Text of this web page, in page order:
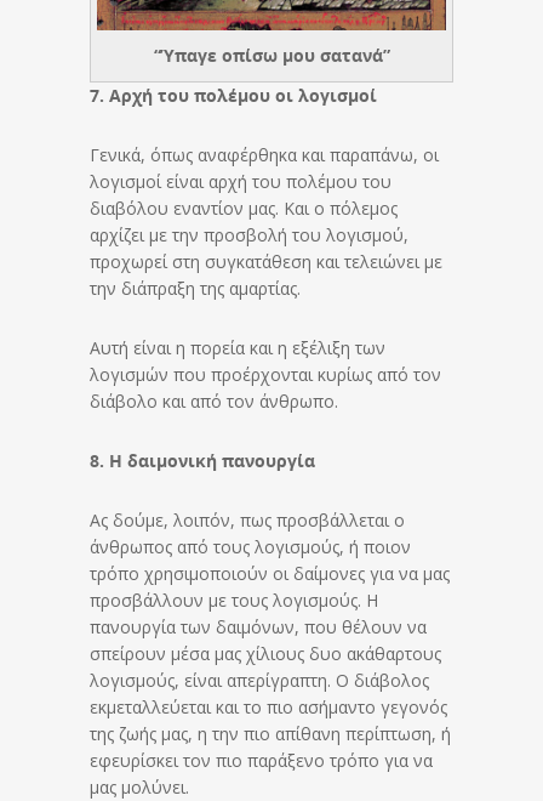
“Ύπαγε οπίσω μου σατανά”
7. Αρχή του πολέμου οι λογισμοί
Γενικά, όπως αναφέρθηκα και παραπάνω, οι
λογισμοί είναι αρχή του πολέμου του
διαβόλου εναντίον μας. Και ο πόλεμος
αρχίζει με την προσβολή του λογισμού,
προχωρεί στη συγκατάθεση και τελειώνει με
την διάπραξη της αμαρτίας.
Αυτή είναι η πορεία και η εξέλιξη των
λογισμών που προέρχονται κυρίως από τον
διάβολο και από τον άνθρωπο.
8. Η δαιμονική πανουργία
Ας δούμε, λοιπόν, πως προσβάλλεται ο
άνθρωπος από τους λογισμούς, ή ποιον
τρόπο χρησιμοποιούν οι δαίμονες για να μας
προσβάλλουν με τους λογισμούς. Η
πανουργία των δαιμόνων, που θέλουν να
σπείρουν μέσα μας χίλιους δυο ακάθαρτους
λογισμούς, είναι απερίγραπτη. Ο διάβολος
εκμεταλλεύεται και το πιο ασήμαντο γεγονός
της ζωής μας, η την πιο απίθανη περίπτωση, ή
εφευρίσκει τον πιο παράξενο τρόπο για να
μας μολύνει.